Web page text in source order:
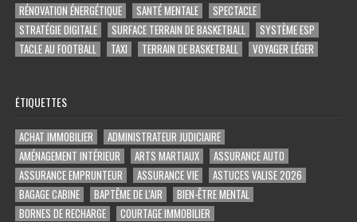
RÉNOVATION ÉNERGÉTIQUE
SANTÉ MENTALE
SPECTACLE
STRATÉGIE DIGITALE
SURFACE TERRAIN DE BASKETBALL
SYSTÈME ESP
TACLE AU FOOTBALL
TAXI TERRAIN DE BASKETBALL VOYAGER LÉGER
ÉTIQUETTES
ACHAT IMMOBILIER
ADMINISTRATEUR JUDICIAIRE
AMÉNAGEMENT INTÉRIEUR
ARTS MARTIAUX
ASSURANCE AUTO
ASSURANCE EMPRUNTEUR
ASSURANCE VIE
ASTUCES VALISE 2026
BAGAGE CABINE
BAPTÊME DE L'AIR
BIEN-ÊTRE MENTAL
BORNES DE RECHARGE
COURTAGE IMMOBILIER